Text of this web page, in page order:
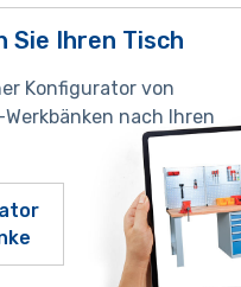
Sie Ihren Tisch
Konfigurator von
Werkbänken nach Ihren